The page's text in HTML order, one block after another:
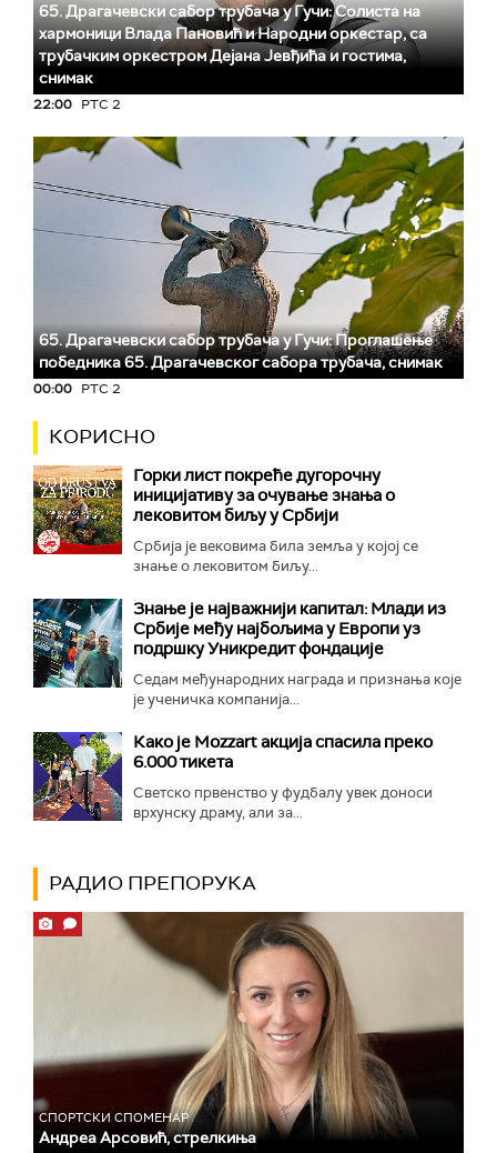
65. Драгачевски сабор трубача у Гучи: Солиста на
хармоници Влада Пановић и Народни оркестар, са
трубачким оркестром Дејана Јевђића и гостима,
снимак
22:00 РТС 2
65. Драгачевски сабор трубача у Гучи: Проглашење
победника 65. Драгачевског сабора трубача, снимак
00:00 РТС 2
КОРИСНО
Горки лист покреће дугорочну
иницијативу за очување знања о
лековитом биљу у Србији
Србија је вековима била земља у којој се
знање о лековитом биљу...
Знање је најважнији капитал: Млади из
Србије међу најбољима у Европи уз
подршку Уникредит фондације
Седам међународних награда и признања које
је ученичка компанија...
Како је Mozzart акција спасила преко
6.000 тикета
Светско првенство у фудбалу увек доноси
врхунску драму, али за...
РАДИО ПРЕПОРУКА
СПОРТСКИ СПОМЕНАР
Андреа Арсовић, стрелкиња